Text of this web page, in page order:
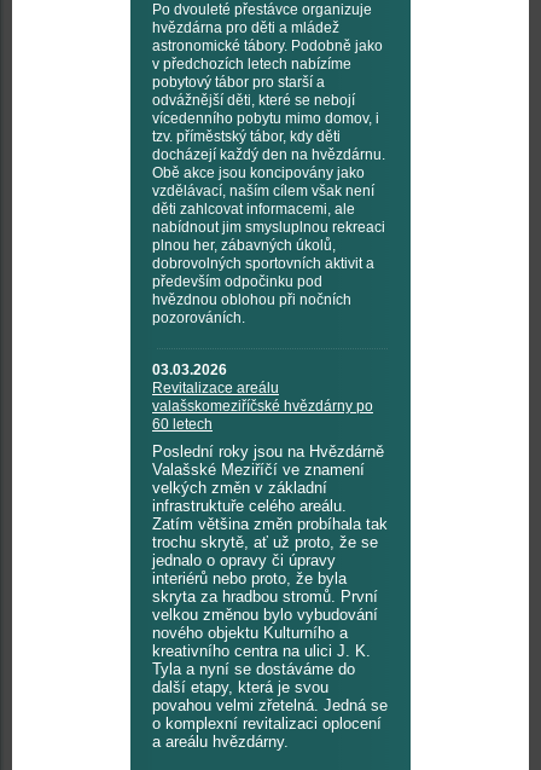
Po dvouleté přestávce organizuje
hvězdárna pro děti a mládež
astronomické tábory. Podobně jako
v předchozích letech nabízíme
pobytový tábor pro starší a
odvážnější děti, které se nebojí
vícedenního pobytu mimo domov, i
tzv. příměstský tábor, kdy děti
docházejí každý den na hvězdárnu.
Obě akce jsou koncipovány jako
vzdělávací, naším cílem však není
děti zahlcovat informacemi, ale
nabídnout jim smysluplnou rekreaci
plnou her, zábavných úkolů,
dobrovolných sportovních aktivit a
především odpočinku pod
hvězdnou oblohou při nočních
pozorováních.
03.03.2026
Revitalizace areálu
valašskomeziříčské hvězdárny po
60 letech
Poslední roky jsou na Hvězdárně
Valašské Meziříčí ve znamení
velkých změn v základní
infrastruktuře celého areálu.
Zatím většina změn probíhala tak
trochu skrytě, ať už proto, že se
jednalo o opravy či úpravy
interiérů nebo proto, že byla
skryta za hradbou stromů. První
velkou změnou bylo vybudování
nového objektu Kulturního a
kreativního centra na ulici J. K.
Tyla a nyní se dostáváme do
další etapy, která je svou
povahou velmi zřetelná. Jedná se
o komplexní revitalizaci oplocení
a areálu hvězdárny.